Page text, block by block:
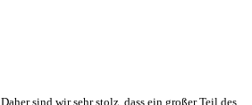
Daher sind wir sehr stolz, dass ein großer Teil des